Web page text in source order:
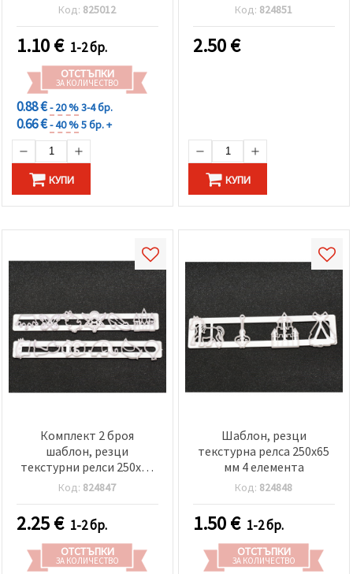
Код: 825012
1.10€ 1-2 бр.
ОТСТЪПКИ
ЗА КОЛИЧЕСТВО
0.88 €- 20 %3-4 бр.
0.66 €- 40 %5 бр. +
КУПИ
Код: 824851
2.50€
КУПИ
Комплект 2 броя
шаблон, резци
текстурни релси 250x40
мм Приказка 12
елемента
Код: 824847
2.25€ 1-2 бр.
ОТСТЪПКИ
ЗА КОЛИЧЕСТВО
Шаблон, резци
текстурна релса 250x65
мм 4 елемента
Код: 824848
1.50€ 1-2 бр.
ОТСТЪПКИ
ЗА КОЛИЧЕСТВО